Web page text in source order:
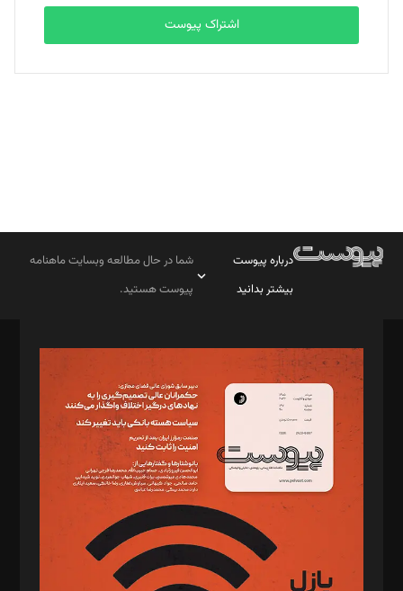
بابک نقاش
تحریریه
اشتراک پیوست
درباره پیوست
بیشتر بدانید
شما در حال مطالعه وبسایت ماهنامه
پیوست هستید.
مدیر مسئول: محمدباقر اثنی‌عشری
سردبیر: مهرک محمودی
دبیر تحریریه: میثم قاسمی
د‌بیر ناداستان: سمانه سمیع
د‌بیر خدمت و تجارت: ابوالفضل رجبی
د‌بیر حقوق فناوری: حسام‌الدین ایپکچی
د‌بیر پیوست جهان: مینا پاکدل
د‌بیر تحریریه آنلاین: بابک نقاش
تحریریه‌: مجتبی محمود‌ی، آرش برهمند، یسنا امان‌پور، سروش کرمیان،
مصطفی مسجدی آرانی، ابوالفضل رجبی، زهرا فکرانه، فائزه فتحی